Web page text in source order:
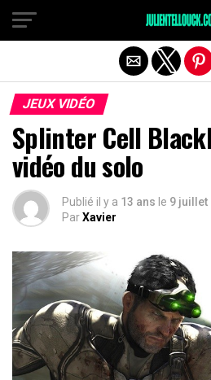
JEUX VIDÉO
Splinter Cell
vidéo du solo
Publié il y a 13 ans le 9 juillet
ParXavier